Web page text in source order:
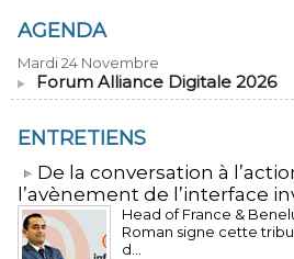
AGENDA
Mardi 24 Novembre
Forum Alliance Digitale 2026
ENTRETIENS
​De la conversation à
l’avènement de l’interface
Head of France &
Roman signe cette
d...